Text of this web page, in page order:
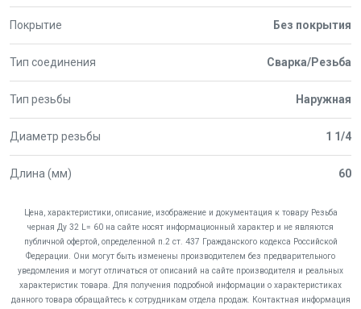
Покрытие Без покрытия
Тип соединения Сварка/Резьба
Тип резьбы Наружная
Диаметр резьбы 1 1/4
Длина (мм) 60
Цена, характеристики, описание, изображение и документация к товару Резьба
черная Ду 32 L= 60 на сайте носят информационный характер и не являются
публичной офертой, определенной п.2 ст. 437 Гражданского кодекса Российской
Федерации. Они могут быть изменены производителем без предварительного
уведомления и могут отличаться от описаний на сайте производителя и реальных
характеристик товара. Для получения подробной информации о характеристиках
данного товара обращайтесь к сотрудникам отдела продаж. Контактная информация